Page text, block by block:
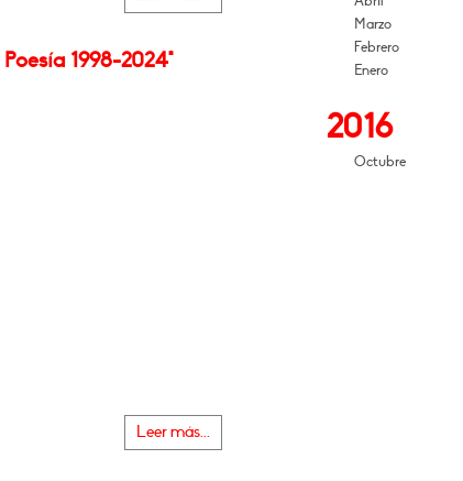
1998-2024"
Leer más...
Marzo
Febrero
Enero
2016
Octubre